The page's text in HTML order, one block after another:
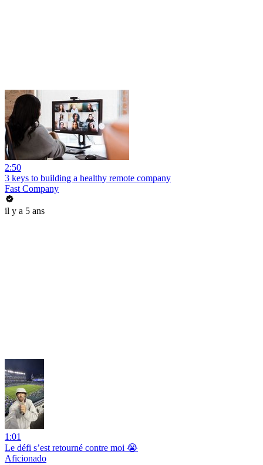
2:50
3 keys to building a healthy remote company
Fast Company
il y a 5 ans
1:01
Le défi s’est retourné contre moi 😭
Aficionado